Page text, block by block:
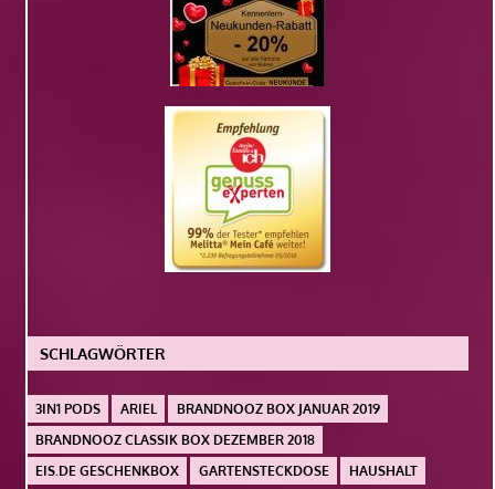
SCHLAGWÖRTER
3IN1 PODS ARIEL
BRANDNOOZ BOX JANUAR 2019
BRANDNOOZ CLASSIK BOX DEZEMBER 2018
EIS.DE GESCHENKBOX
GARTENSTECKDOSE HAUSHALT